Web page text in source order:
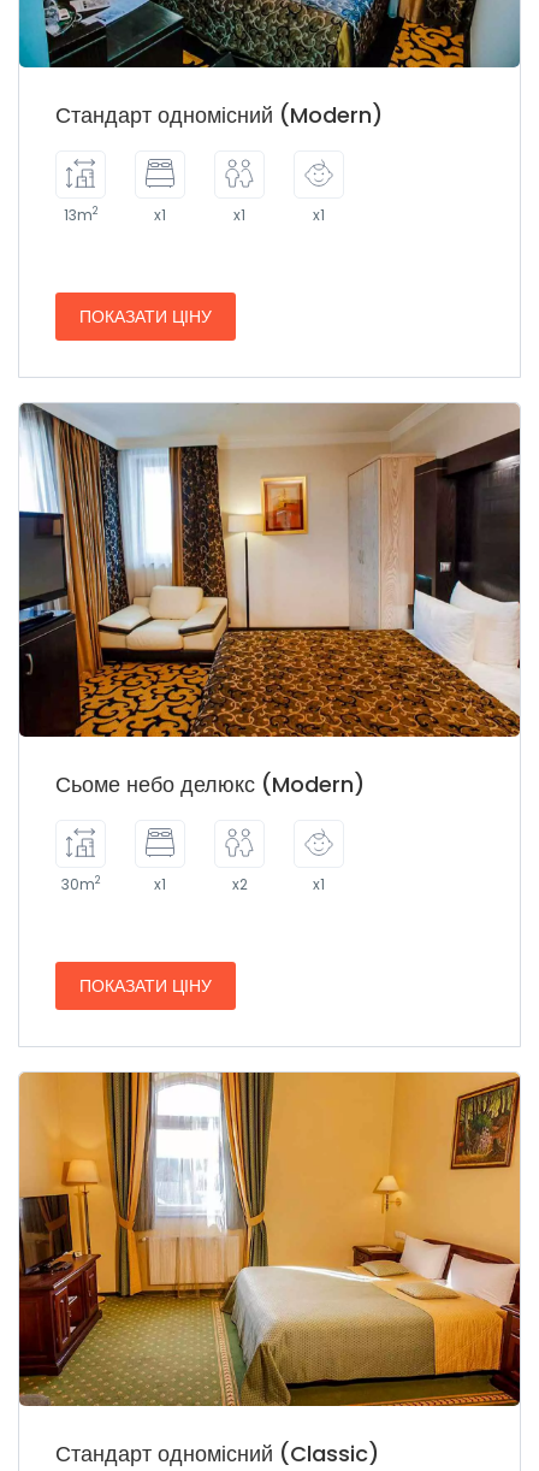
Стандарт одномісний (Modern)
13m2 x1 x1 x1
ПОКАЗАТИ ЦІНУ
Сьоме небо делюкс (Modern)
30m2 x1 x2 x1
ПОКАЗАТИ ЦІНУ
Стандарт одномісний (Classic)